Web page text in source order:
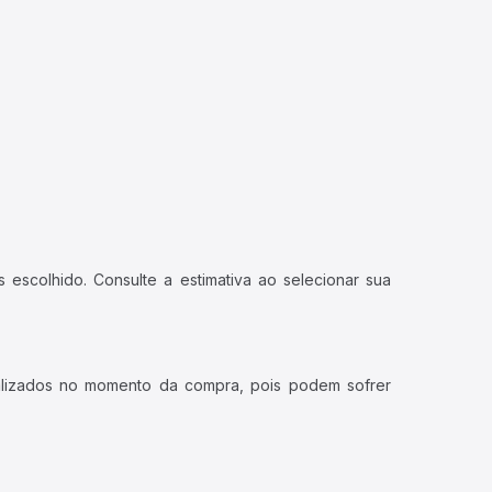
Consulte a estimativa ao selecionar sua
no momento da compra, pois podem sofrer